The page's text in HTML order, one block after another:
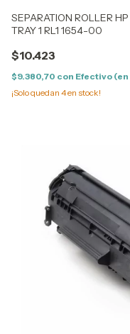
SEPARATION ROLLER
TRAY 1 RL1 1654-00
$10.423
$9.380,70 con Efectivo
¡Solo quedan 4en stock!